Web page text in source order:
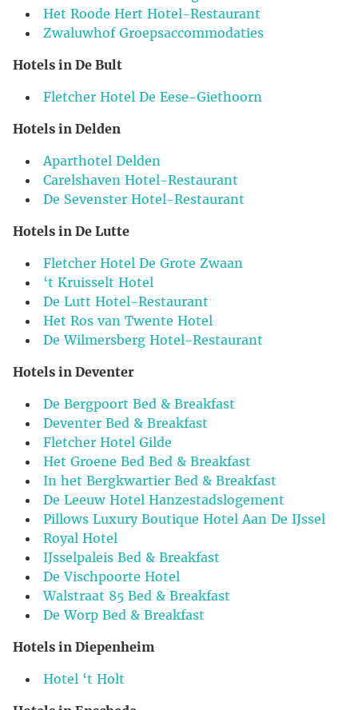
Het Roode Hert Hotel-Restaurant
Zwaluwhof Groepsaccommodaties
Hotels in De Bult
Fletcher Hotel De Eese-Giethoorn
Hotels in Delden
Aparthotel Delden
Carelshaven Hotel-Restaurant
De Sevenster Hotel-Restaurant
Hotels in De Lutte
Fletcher Hotel De Grote Zwaan
‘t Kruisselt Hotel
De Lutt Hotel-Restaurant
Het Ros van Twente Hotel
De Wilmersberg Hotel-Restaurant
Hotels in Deventer
De Bergpoort Bed & Breakfast
Deventer Bed & Breakfast
Fletcher Hotel Gilde
Het Groene Bed Bed & Breakfast
In het Bergkwartier Bed & Breakfast
De Leeuw Hotel Hanzestadslogement
Pillows Luxury Boutique Hotel Aan De IJssel
Royal Hotel
IJsselpaleis Bed & Breakfast
De Vischpoorte Hotel
Walstraat 85 Bed & Breakfast
De Worp Bed & Breakfast
Hotels in Diepenheim
Hotel ‘t Holt